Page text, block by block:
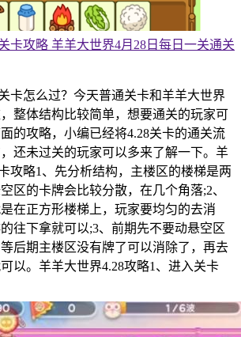
卡攻略 羊羊大世界4月28日每日一关通关
卡怎么过？今天普通关卡和羊羊大世界
整体结构比较简单，想要通关的玩家可
的攻略，小编已经将4.28关卡的通关流
还未过关的玩家可以多来了解一下。羊
攻略1、先分析结构，主楼区的楼梯是两
区的卡牌会比较分散，在几个角落;2、
在正方形楼梯上，玩家要均匀的去消
往下拿就可以;3、前期先不要动悬空区
后期主楼区没有牌了可以消除了，再去
以。羊羊大世界4.28攻略1、进入关卡